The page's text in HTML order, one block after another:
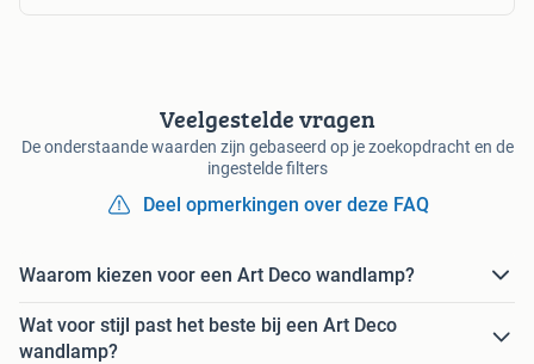
Veelgestelde vragen
De onderstaande waarden zijn gebaseerd op je zoekopdracht en de
ingestelde filters
Deel opmerkingen over deze FAQ
Waarom kiezen voor een Art Deco wandlamp?
Wat voor stijl past het beste bij een Art Deco
wandlamp?